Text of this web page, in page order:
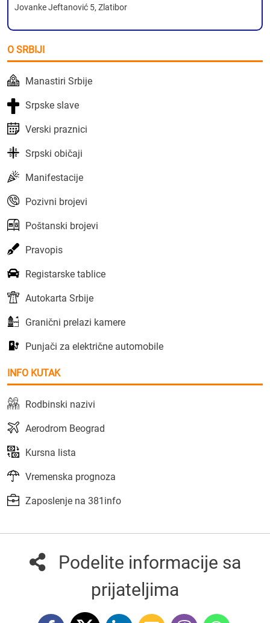
Jovanke Jeftanović 5, Zlatibor
O SRBIJI
Manastiri Srbije
Srpske slave
Verski praznici
Srpski običaji
Manifestacije
Pozivni brojevi
Poštanski brojevi
Pravopis
Registarske tablice
Autokarta Srbije
Granični prelazi kamere
Punjači za električne automobile
INFO KUTAK
Rodbinski nazivi
Aerodrom Beograd
Kursna lista
Vremenska prognoza
Zaposlenje na 381info
Podelite informacije sa
prijateljima